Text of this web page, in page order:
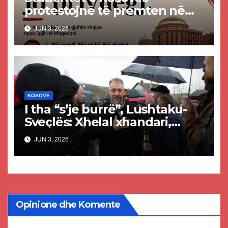
protestojnë të premten në
mbështetje të gjuhës shqipe
në Maqedoninë e Veriut
JUN 3, 2026
KOSOVË
I tha “s’je burrë”, Lushtaku-
Sveçlës: Xhelal xhandari,
dezertor i luftës – s’mund të
flasësh për burrëri
JUN 3, 2026
Opinione dhe Komente